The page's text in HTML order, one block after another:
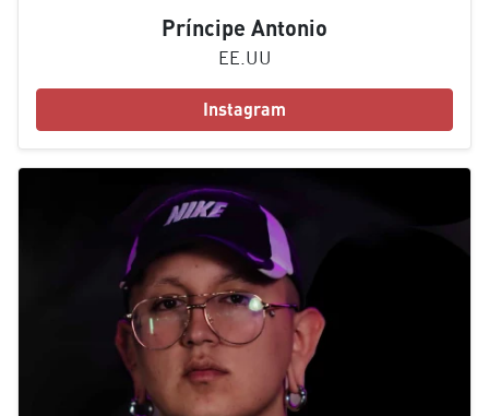
Príncipe Antonio
EE.UU
Instagram